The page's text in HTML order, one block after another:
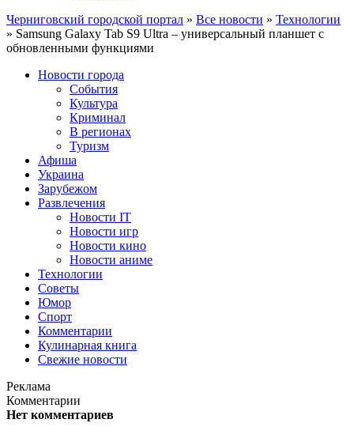
Черниговский городской портал » Все новости » Технологии
» Samsung Galaxy Tab S9 Ultra – универсальный планшет с
обновленными функциями
Новости города
События
Культура
Криминал
В регионах
Туризм
Афиша
Украина
Зарубежом
Развлечения
Новости IT
Новости игр
Новости кино
Новости аниме
Технологии
Советы
Юмор
Спорт
Комментарии
Кулинарная книга
Свежие новости
Реклама
Комментарии
Нет комментариев